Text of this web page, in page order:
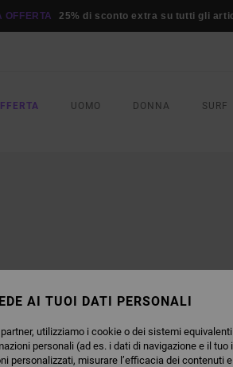
OFFERTA 25% di sconto extra su tutti gli
UOMO DONNA SURF
AI TUOI DATI PERSONALI
utilizziamo i cookie o dei sistemi
personali (ad es. i dati di navigazione e il
personalizzati, misurare l’efficacia dei contenuti